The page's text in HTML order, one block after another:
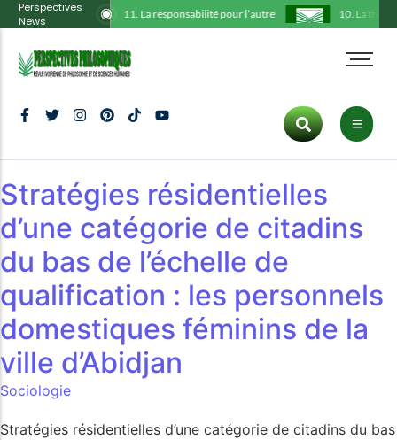
Perspectives
News
11. La responsabilité pour l’autre 10. La théorie
Comité scientifique
Protocole
Tous les articles
Publications
Dernier numéro
Philosophie
Culture
Politique
Art
Checkout
HOT CATEGORIES
Politics Hot
Culture
Inspiration Trending
Fashion
ENTERTAINMENT
Inspiration
Lifestyle
Culture New
Fashion
Stratégies résidentielles
d’une catégorie de citadins
du bas de l’échelle de
qualification : les personnels
domestiques féminins de la
ville d’Abidjan
Sociologie
Stratégies résidentielles d’une catégorie de citadins du bas